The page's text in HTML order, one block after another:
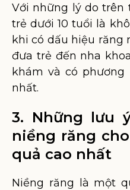
Với những lý do trên
trẻ dưới 10 tuổi là
khi có dấu hiệu răng
đưa trẻ đến nha
khám và có
nhất.
3. Những lưu
niềng răng
quả cao nhất
Niềng răng là một